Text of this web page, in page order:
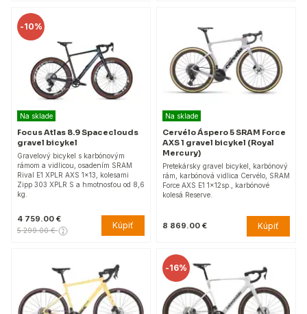
-10%
Na sklade
Focus Atlas 8.9 Spaceclouds
gravel bicykel
Gravelový bicykel s karbónovým
rámom a vidlicou, osadením SRAM
Rival E1 XPLR AXS 1x13, kolesami
Zipp 303 XPLR S a hmotnosťou od 8,6
kg.
4 759.00 €
5 299.00 € Kúpiť
Na sklade
Cervélo Áspero 5 SRAM Force
AXS 1 gravel bicykel (Royal
Mercury)
Pretekársky gravel bicykel, karbónový
rám, karbónová vidlica Cervélo, SRAM
Force AXS E1 1x12sp., karbónové
kolesá Reserve.
8 869.00 € Kúpiť
-16%